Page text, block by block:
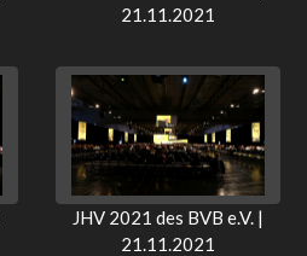
21.11.2021
JHV 2021 des BVB e.V. |
21.11.2021